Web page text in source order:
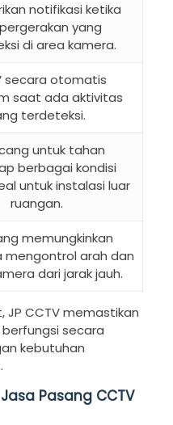
notifikasi ketika
yang
di area kamera.
secara otomatis
saat ada aktivitas
terdeteksi.
untuk tahan
berbagai kondisi
untuk instalasi luar
ruangan.
memungkinkan
mengontrol arah dan
dari jarak jauh.
CCTV memastikan
secara
kebutuhan
Pasang CCTV